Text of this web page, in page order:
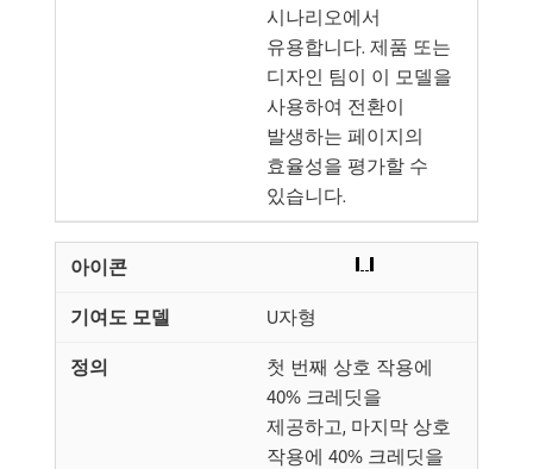
시나리오에서
유용합니다. 제품 또는
디자인 팀이 이 모델을
사용하여 전환이
발생하는 페이지의
효율성을 평가할 수
있습니다.
U자형
첫 번째 상호 작용에
40% 크레딧을
제공하고, 마지막 상호
작용에 40% 크레딧을